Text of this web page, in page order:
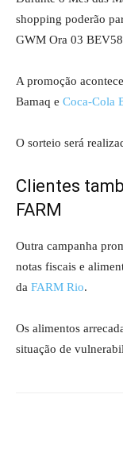
shopping poderão
GWM Ora 03 BEV58
A promoção
Bamaq e Coca-Cola
O sorteio será
Clientes
FARM
Outra campanha
notas fiscais e
da FARM Rio.
Os alimentos
situação de